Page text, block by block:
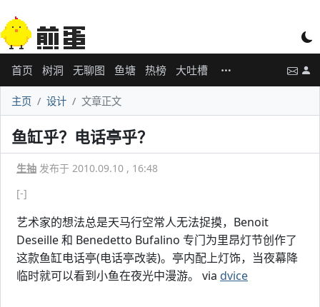
首页 树洞 无聊图 鱼塘 热榜 大吐槽
主页 设计 文章正文
鱼缸乎？电话亭乎？
生抽 发布于 2010.09.10 , 16:48
[-]
艺术家的想法总是天马行空常人无法捉摸，Benoit
Deseille 和 Benedetto Bufalino 专门为里昂灯节创作了
这款鱼缸电话亭(电话亭改装)。亭内配上灯饰，当夜幕降
临时就可以看到小鱼在夜光中漫游。 via dvice